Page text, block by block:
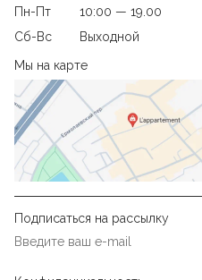
Пн-Пт
10:00 — 19.00
Сб-Вс
Выходной
Мы на карте
Подписаться на рассылку